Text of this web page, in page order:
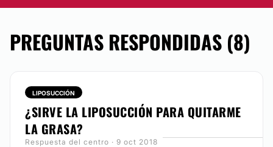
PREGUNTAS RESPONDIDAS (8)
LIPOSUCCIÓN
¿SIRVE LA LIPOSUCCIÓN PARA QUITARME
LA GRASA?
Respuesta del centro · 9 oct 2018